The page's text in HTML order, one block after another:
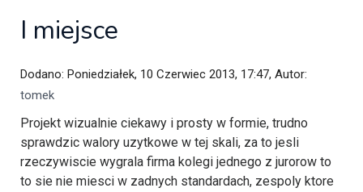
I miejsce
Dodano: Poniedziałek, 10 Czerwiec 2013, 17:47, Autor:
tomek
Projekt wizualnie ciekawy i prosty w formie, trudno
sprawdzic walory uzytkowe w tej skali, za to jesli
rzeczywiscie wygrala firma kolegi jednego z jurorow to
to sie nie miesci w zadnych standardach, zespoly ktore